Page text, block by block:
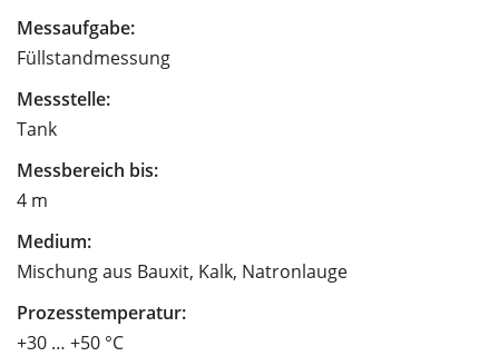
Messaufgabe:
Füllstandmessung
Messstelle:
Tank
Messbereich bis:
4 m
Medium:
Mischung aus Bauxit, Kalk, Natronlauge
Prozesstemperatur:
+30 … +50 °C